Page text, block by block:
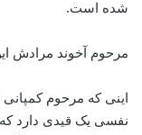
شده است.
مرحوم آخوند مرادش
اینی که مرحوم
نفسی یک قیدی دارد که